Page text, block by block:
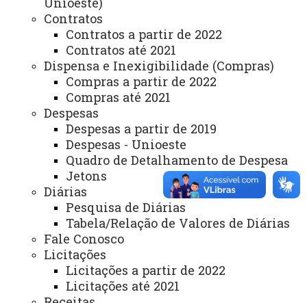
Contratos
Contratos a partir de 2022
Contratos até 2021
Dispensa e Inexigibilidade (Compras)
Compras a partir de 2022
Compras até 2021
Despesas
Despesas a partir de 2019
Despesas - Unioeste
Quadro de Detalhamento de Despesa
Jetons
Diárias
Pesquisa de Diárias
Tabela/Relação de Valores de Diárias
Fale Conosco
Licitações
Licitações a partir de 2022
Licitações até 2021
Arquivo Virtual
Bibliotecas
Identidade Visual
Mapa do Site
Ouvidoria
Portal Office 365
Sistemas
Telefones
Webmail
Secretaria Geral